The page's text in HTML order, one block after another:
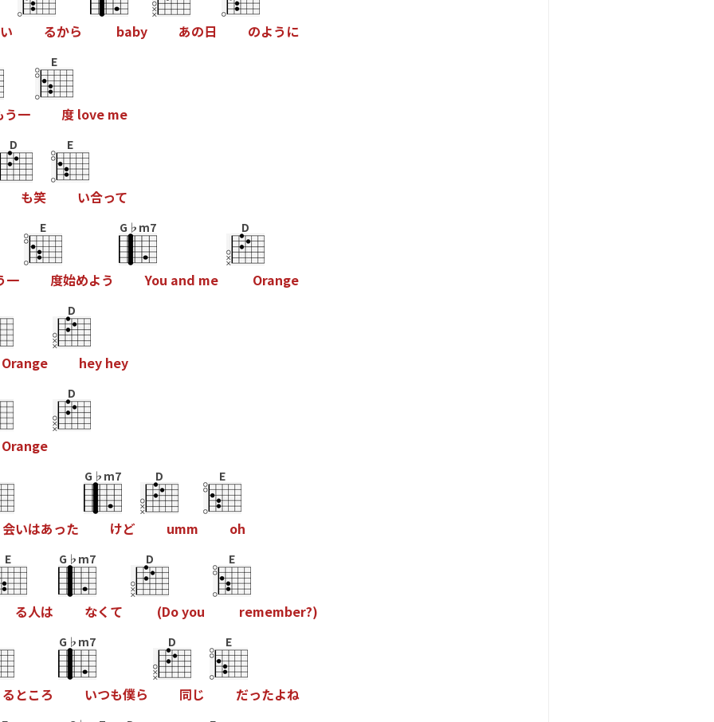
い るから baby あの日 のよう に
う一
E
度 love me
D
も笑
E
い合って
一
E
度始めよう
G♭m7
You and me
D
Orange
Orange
D
hey hey
Orange
D
会いはあった
G♭m7
けど
D
umm
E
oh
E
る人は
G♭m7
なく て
D
(Doyou
E
remember?)
る ところ
G♭m7
いつも僕ら
D
同じ
E
だったよね